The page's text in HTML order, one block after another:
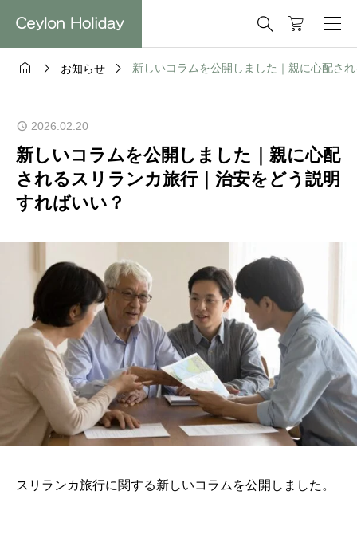

  お知らせ  新しいコラムを公開しました｜親に心配さ
2026.02.20
新しいコラムを公開しました｜親に心配
されるスリランカ旅行｜治安をどう説明
すればいい？
スリランカ旅行に関する新しいコラムを公開しました。